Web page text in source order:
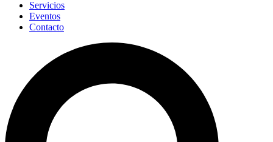
Servicios
Eventos
Contacto